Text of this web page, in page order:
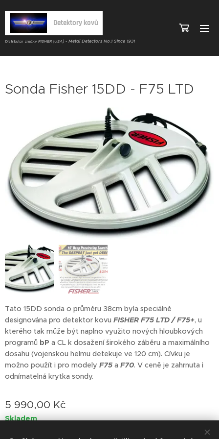
Detektory kovů
Distributor značky FISHER (USA) - Metal Detectors No.1 Since 1931
Sonda Fisher 15DD - F75 LTD
Tato 15DD sonda o průměru 38cm byla speciálně
designována pro detektor kovu FISHER F75 LTD / F75+, u
kterého tak může být naplno využito nových hloubkových
programů bP a CL k dosažení širokého záběru a maximálního
dosahu (vojenskou helmu detekuje ve 120 cm). Cívku je
možno použít i pro modely F75 a F70. V ceně je zahrnuta i
odnímatelná krytka sondy.
5 990,00 Kč
Skladem